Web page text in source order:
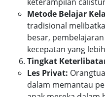
Metode Belajar
tradisional
besar,
kecepatan yang
Tingkat
Les Privat:
dalam memantau